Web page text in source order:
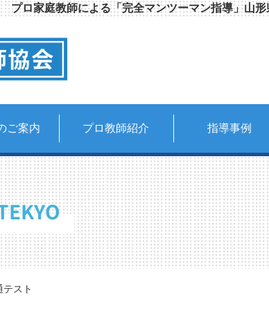
プロ家庭教師による「完全マンツーマン指導」山
ご案内 プロ教師紹介 指導事例
テスト